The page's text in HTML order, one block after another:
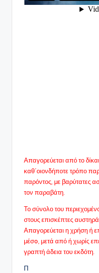
Απαγορεύεται από το
καθ΄οιονδήποτε τρόπο
παρόντος, με βαρύτατες
τον παραβάτη.
Το σύνολο του
στους επισκέπτες
Απαγορεύεται η χρήση ή
μέσo, μετά από ή χωρίς
γραπτή άδεια του εκδότη.
Π